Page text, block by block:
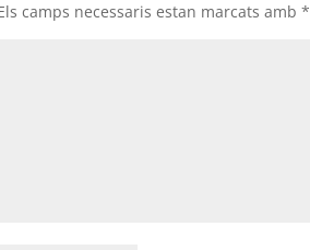
camps necessaris estan marcats amb*